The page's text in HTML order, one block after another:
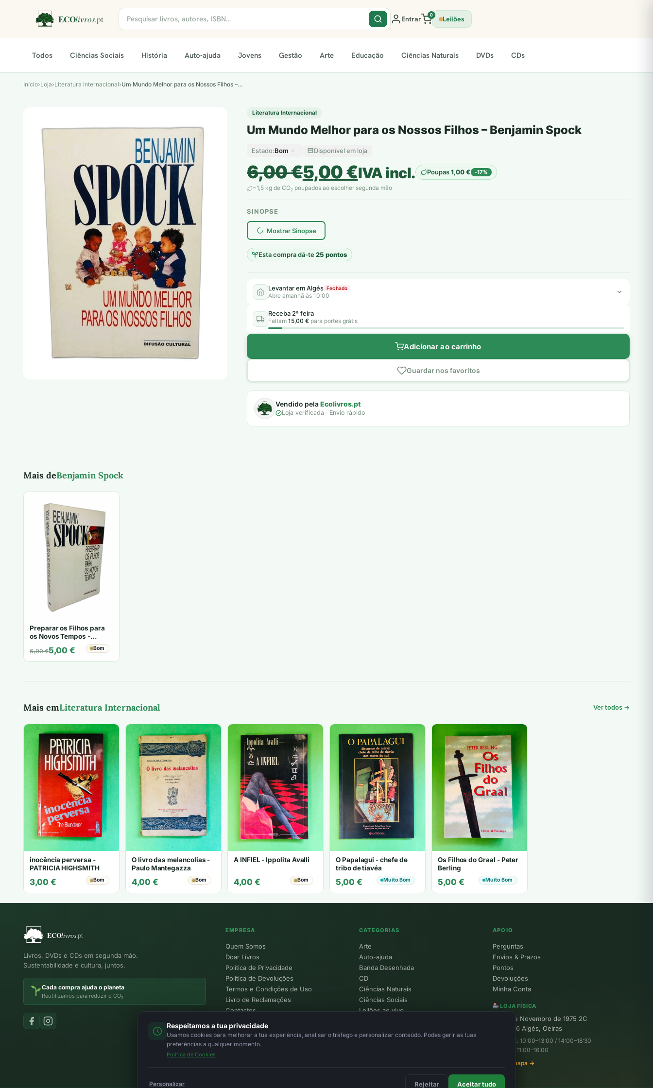
Entrar 0 Leilões
Todos Ciências Sociais História Auto-ajuda Jovens Gestão Arte Educação Ciências Naturais DVDs CDs
Início›Loja›Literatura Internacional›Um Mundo Melhor para os Nossos Filhos –…
Literatura Internacional
Um Mundo Melhor para os Nossos Filhos – Benjamin Spock
Estado:Bom Disponível em loja
6,00€
O
preço
original
era:
6,00 €.
5,00€
O
preço
atual
é:
5,00 €.
IVA incl. Poupas1,00€ -17%
~1,5 kg de CO2 poupados ao escolher segunda mão
SINOPSE
Mostrar Sinopse
Esta compra dá-te25 pontos
plantar árvores reais
Levantar em Algés Fechado
Abre amanhã às 10:00
Receba 2ª feira
Faltam 15,00 € para portes grátis
Adicionar ao carrinho
Guardar nos favoritos
Vendido pelaEcolivros.pt
Loja verificada · Envio rápido
Mais deBenjamin Spock
Preparar os Filhos para
os Novos Tempos -
6,00€
O
preço
5,00 €
O
preço
Bom
Mais emLiteratura Internacional Ver todos →
inocência perversa -
PATRICIA HIGHSMITH
3,00 € Bom
O livro das melancolias -
Paulo Mantegazza
4,00 € Bom
A INFIEL - Ippolita Avalli
4,00 € Bom
O Papalagui - chefe de
tribo de tiavéa
5,00 € Muito Bom
Os Filhos do Graal - Peter
Berling
5,00 € Muito Bom
Livros, DVDs e CDs em segunda mão.
Sustentabilidade e cultura, juntos.
Cada compra ajuda o planeta
Reutilizamos para reduzir o CO₂
EMPRESA
Quem Somos
Doar Livros
Política de Privacidade
Política de Devoluções
Termos e Condições de Uso
Livro de Reclamações
Contactos
Política de Cookies
CATEGORIAS
Arte
Auto-ajuda
Banda Desenhada
CD
Ciências Naturais
Ciências Sociais
Leilões ao vivo
APOIO
Perguntas
Envios & Prazos
Pontos
Devoluções
Minha Conta
LOJA FÍSICA
R. 25 de Novembro de 1975 2C
1495-156 Algés, Oeiras
Seg–Sex: 10:00–13:00 / 14:00–18:30
Sábado: 11:00–16:00
Ver no mapa →
Respeitamos a tua privacidade
Usamos cookies para melhorar a tua experiência, analisar o tráfego e personalizar conteúdo. Podes gerir as tuas
preferências a qualquer momento.
Política de Cookies
Personalizar Rejeitar Aceitar tudo